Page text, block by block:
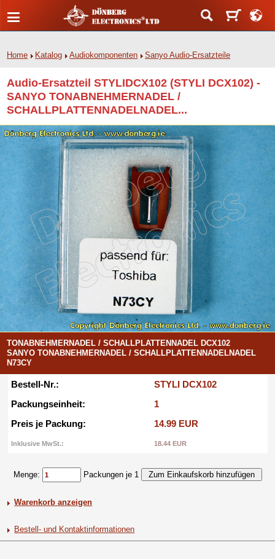
Home Katalog Audiokomponenten Sanyo Audio-Ersatzteile
Audio-Ersatzteil STYLIDCX102 (STYLI DCX102) -
SANYO TONABNEHMERNADEL /
SCHALLPLATTENNADELNADEL...
TONABNEHMERNADEL / SCHALLPLATTENNADEL DCX102
SANYO TONABNEHMERNADEL / SCHALLPLATTENNADELNADEL
N73CY
Bestell-Nr.:
STYLI DCX102
Packungseinheit:
1
Preis je Packung:
14.99 EUR
Inklusive MwSt.: 18.44 EUR
Menge: Packungen je 1
Warenkorb anzeigen
Bestell- und Kontaktinformationen